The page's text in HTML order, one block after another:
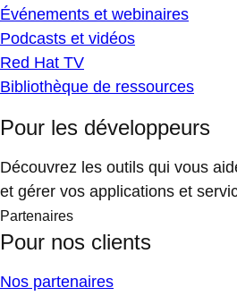
Événements et webinaires
Podcasts et vidéos
Red Hat TV
Bibliothèque de ressources
Pour les développeurs
Découvrez les outils qui vous
et gérer vos applications et
Partenaires
Pour nos clients
Nos partenaires